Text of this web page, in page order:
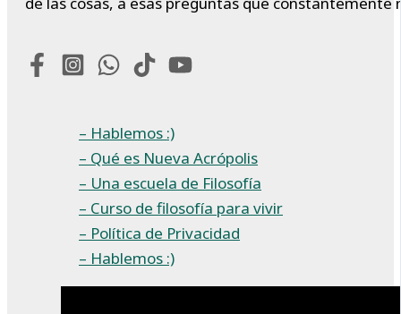
– Hablemos :)
– Qué es Nueva Acrópolis
– Una escuela de Filosofía
– Curso de filosofía para vivir
– Política de Privacidad
– Hablemos :)